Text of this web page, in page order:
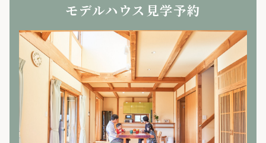
モデルハウス見学予約